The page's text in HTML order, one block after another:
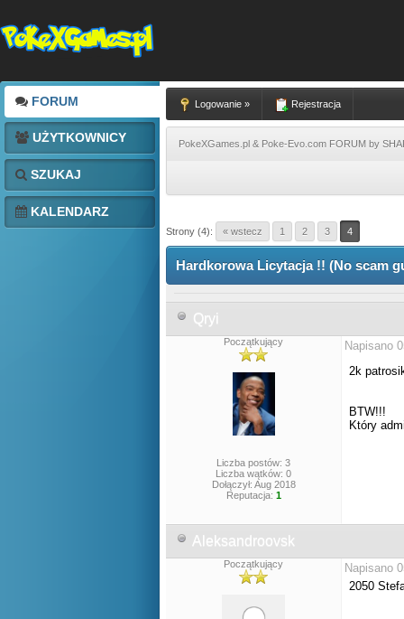
FORUM
UŻYTKOWNICY
SZUKAJ
KALENDARZ
Logowanie » Rejestracja
PokeXGames.pl & Poke-Evo.com FORUM by
Strony (4): « wstecz 1 2 3 4
Hardkorowa Licytacja !! (No scam
Qryi
Początkujący
Liczba postów: 3
Liczba wątków: 0
Dołączył: Aug 2018
Reputacja: 1
Napisano
2k
BTW!!!
Który
Aleksandroovsk
Początkujący
Napisano
2050